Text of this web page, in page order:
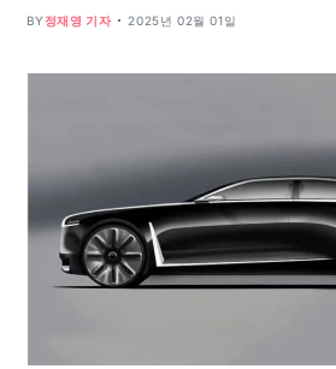
BY 정재영 기자 2025년 02월 01일